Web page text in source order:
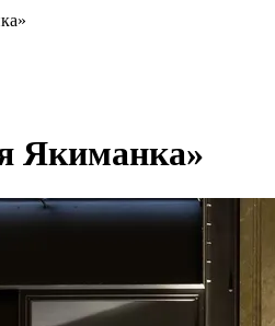
Якиманка»